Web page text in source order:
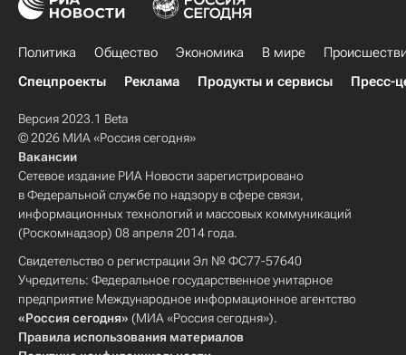
Политика Общество Экономика В мире
Спецпроекты
Реклама Продукты и сервисы Пресс-
Версия 2023.1 Beta
© 2026 МИА «Россия сегодня»
Вакансии
Сетевое издание РИА Новости зарегистрировано
в Федеральной службе по надзору в сфере связи,
информационных технологий и массовых коммуникаций
(Роскомнадзор) 08 апреля 2014 года.
Свидетельство о регистрации Эл № ФС77-57640
Учредитель: Федеральное государственное унитарное
предприятие Международное информационное агентство
«Россия сегодня» (МИА «Россия сегодня»).
Правила использования материалов